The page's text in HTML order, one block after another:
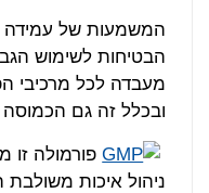
המשמעות של עמידה
הבטיחות לשימוש
מעבדה לכל מרכיבי
ובכלל זה גם
פורמולה זו
ניהול איכות משולבת